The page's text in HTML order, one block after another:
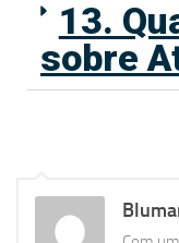
13.
sobre